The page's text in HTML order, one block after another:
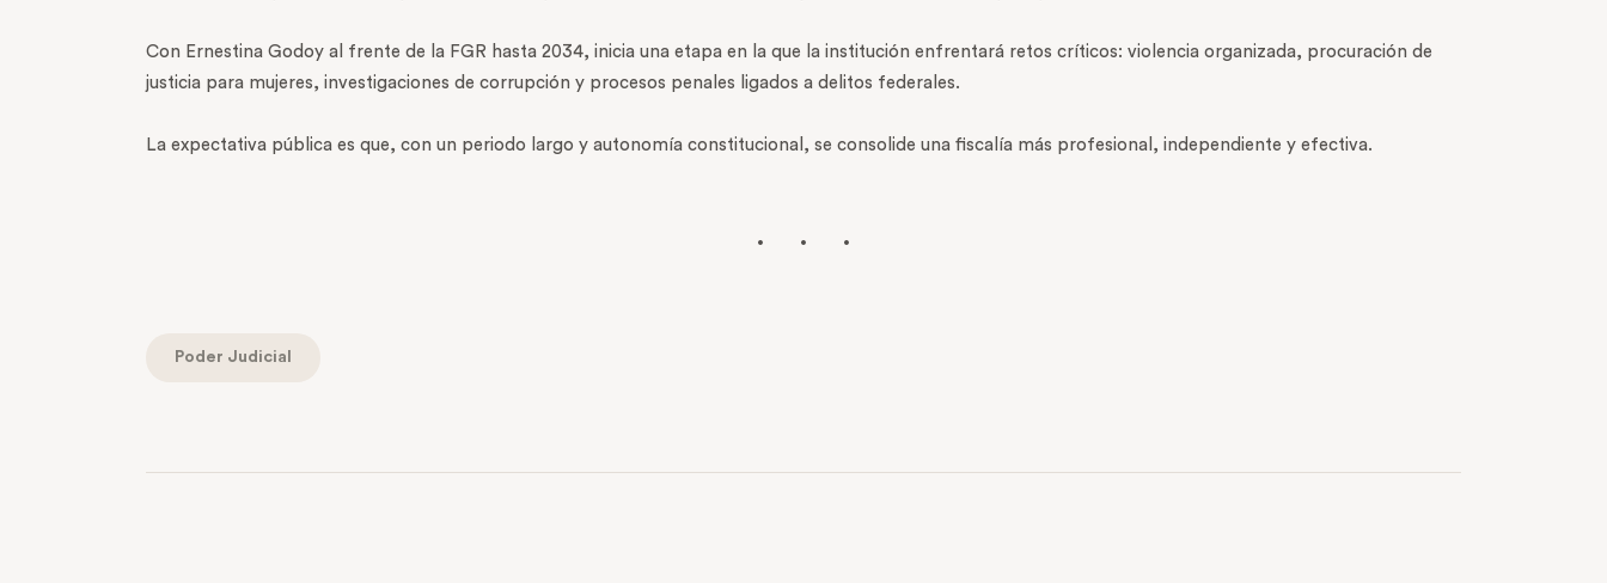
Con Ernestina Godoy al frente de la FGR hasta 2034, inicia una etapa en la que la institución enfrentará retos críticos: violencia organizada, procuración de
justicia para mujeres, investigaciones de corrupción y procesos penales ligados a delitos federales.
La expectativa pública es que, con un periodo largo y autonomía constitucional, se consolide una fiscalía más profesional, independiente y efectiva.
Poder Judicial